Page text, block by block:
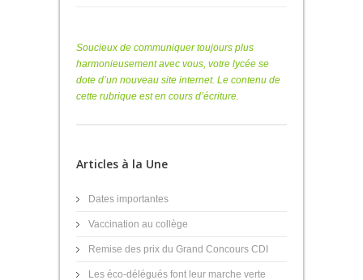
Soucieux de communiquer toujours plus
harmonieusement avec vous, votre lycée se
dote d’un nouveau site internet. Le contenu de
cette rubrique est en cours d’écriture.
Articles à la Une
Dates importantes
Vaccination au collège
Remise des prix du Grand Concours CDI
Les éco-délégués font leur marche verte